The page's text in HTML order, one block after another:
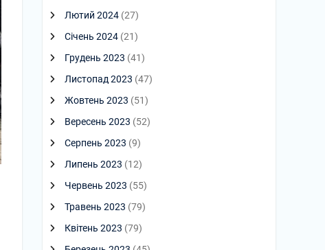
Лютий 2024 (27)
Січень 2024 (21)
Грудень 2023 (41)
Листопад 2023 (47)
Жовтень 2023 (51)
Вересень 2023 (52)
Серпень 2023 (9)
Липень 2023 (12)
Червень 2023 (55)
Травень 2023 (79)
Квітень 2023 (79)